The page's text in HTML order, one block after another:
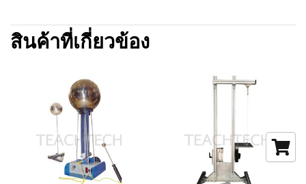
สินค้าที่เกี่ยวข้อง